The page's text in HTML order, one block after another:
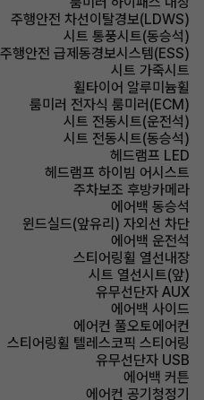
주행안전 차선이탈경보(LDWS)
시트 통풍시트(동승석)
주행안전 급제동경보시스템(ESS)
시트 가죽시트
휠타이어 알루미늄휠
룸미러 전자식 룸미러(ECM)
시트 전동시트(운전석)
시트 전동시트(동승석)
헤드램프 LED
헤드램프 하이빔 어시스트
주차보조 후방카메라
에어백 동승석
윈드실드(앞유리) 자외선 차단
에어백 운전석
스티어링휠 열선내장
시트 열선시트(앞)
유무선단자 AUX
에어백 사이드
에어컨 풀오토에어컨
스티어링휠 텔레스코픽 스티어링
유무선단자 USB
에어백 커튼
에어컨 공기청정기